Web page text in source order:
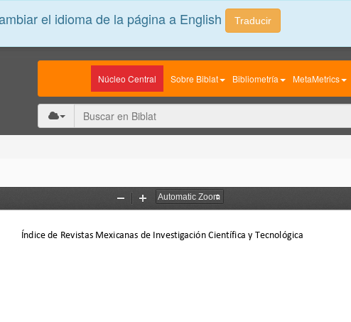
Núcleo Central Sobre Biblat Bibliometría MetaMetrics
Zoom
Zoom
Índice de Revistas Mexicanas de Investigación Científica y Tecnológica
el idioma de la página a English Traducir